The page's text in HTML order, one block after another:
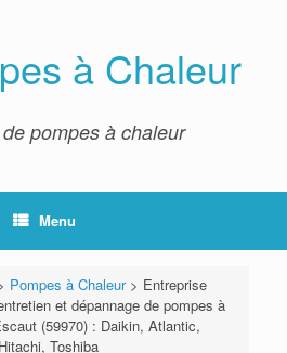
à Chaleur
pompes à chaleur
Menu
Pompes à Chaleur> Entreprise
et dépannage de pompes à
(59970) : Daikin, Atlantic,
Toshiba